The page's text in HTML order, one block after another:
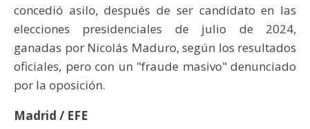
concedió asilo, después de ser candidato en las
elecciones presidenciales de julio de 2024,
ganadas por Nicolás Maduro, según los resultados
oficiales, pero con un "fraude masivo" denunciado
por la oposición.
Madrid / EFE